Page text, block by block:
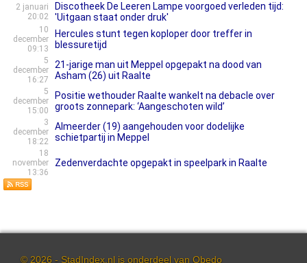
2 januari
20:02
Discotheek De Leeren Lampe voorgoed verleden tijd:
'Uitgaan staat onder druk'
10
december
09:13
Hercules stunt tegen koploper door treffer in
blessuretijd
5
december
16:27
21-jarige man uit Meppel opgepakt na dood van
Asham (26) uit Raalte
5
december
15:00
Positie wethouder Raalte wankelt na debacle over
groots zonnepark: ‘Aangeschoten wild’
3
december
18:22
Almeerder (19) aangehouden voor dodelijke
schietpartij in Meppel
18
november
13:36
Zedenverdachte opgepakt in speelpark in Raalte
© 2026 - StadIndex.nl is onderdeel van Obedo